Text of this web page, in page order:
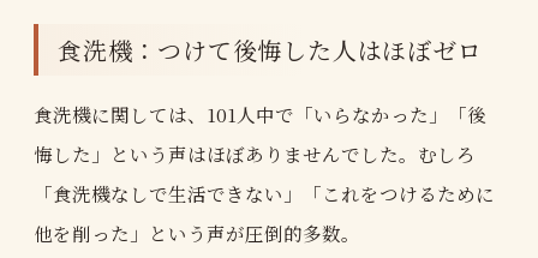
食洗機：つけて後悔した人はほぼゼロ
食洗機に関しては、101人中で「いらなかった」「後
悔した」という声はほぼありませんでした。むしろ
「食洗機なしで生活できない」「これをつけるために
他を削った」という声が圧倒的多数。